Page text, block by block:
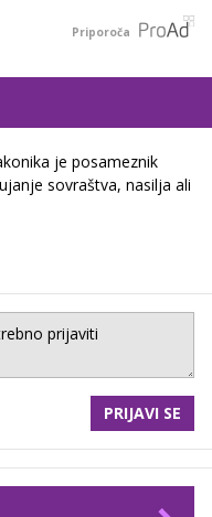
Priporoča
je posameznik
sovraštva, nasilja ali
PRIJAVI SE